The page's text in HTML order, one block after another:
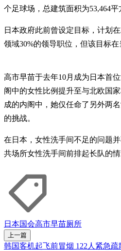
个足球场，总建筑面积为53,464平
日本政府此前曾设定目标，计划
领域30%的领导职位，但该目标在
高市早苗于去年10月成为日本首
阁中的女性比例提升至与北欧国
成的内阁中，她仅任命了另外两
的挑战。
在日本，女性洗手间不足的问题
共场所女性洗手间前排起长队的情
日本国会高市早苗厕所
上一篇
韩国客机起飞前冒烟 122人紧急疏